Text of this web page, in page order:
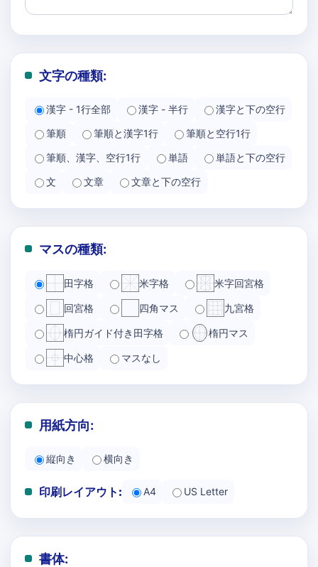
文字の種類:
漢字 - 1行全部 漢字 - 半行
漢字と下の空行
筆順
筆順と漢字1行
筆順と空行1行
筆順、漢字、空行1行
単語
単語と下の空行
文
文章 文章と下の空行
マスの種類:
田字格 米字格 米字回宮格
回宮格 四角マス 九宮格
楕円ガイド付き田字格 楕円マス
中心格 マスなし
用紙方向:
縦向き 横向き
印刷レイアウト: A4 US Letter
書体: